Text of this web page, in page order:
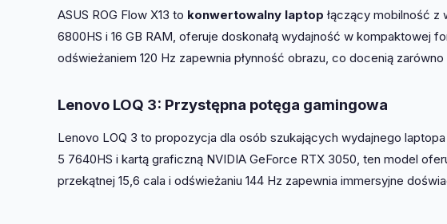
ASUS ROG Flow X13 to konwertowalny laptop łączący mobilność z
6800HS i 16 GB RAM, oferuje doskonałą wydajność w kompaktowej
odświeżaniem 120 Hz zapewnia płynność obrazu, co docenią
Lenovo LOQ 3: Przystępna potęga gamingowa
Lenovo LOQ 3 to propozycja dla osób szukających wydajnego
5 7640HS i kartą graficzną NVIDIA GeForce RTX 3050, ten model
przekątnej 15,6 cala i odświeżaniu 144 Hz zapewnia immersyjne